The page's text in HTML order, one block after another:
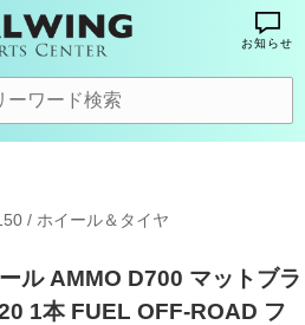
お知らせ
/ ホイール＆タイヤ
ル AMMO D700 マットブラ
1本 FUEL OFF-ROAD フ